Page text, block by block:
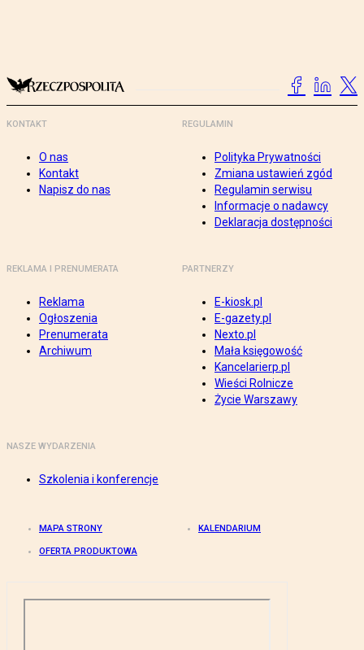
KONTAKT
O nas
Kontakt
Napisz do nas
REGULAMIN
Polityka Prywatności
Zmiana ustawień zgód
Regulamin serwisu
Informacje o nadawcy
Deklaracja dostępności
REKLAMA I PRENUMERATA
Reklama
Ogłoszenia
Prenumerata
Archiwum
PARTNERZY
E-kiosk.pl
E-gazety.pl
Nexto.pl
Mała księgowość
Kancelarierp.pl
Wieści Rolnicze
Życie Warszawy
NASZE WYDARZENIA
Szkolenia i konferencje
MAPA STRONY KALENDARIUM
OFERTA PRODUKTOWA